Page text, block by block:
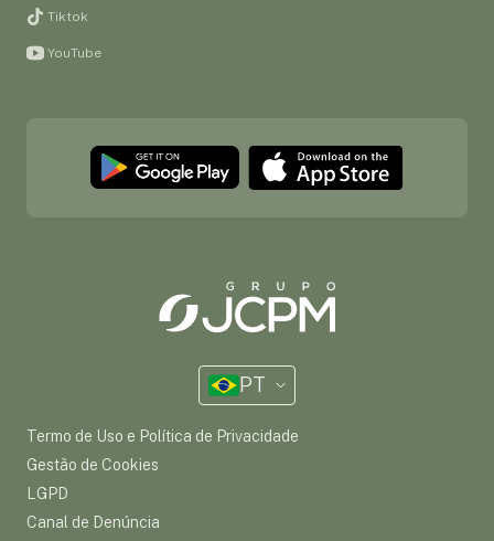
Tiktok
YouTube
PT
Termo de Uso e Política de Privacidade
Gestão de Cookies
LGPD
Canal de Denúncia